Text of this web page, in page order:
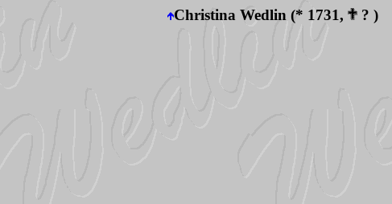
Christina Wedlin (* 1731, ? )